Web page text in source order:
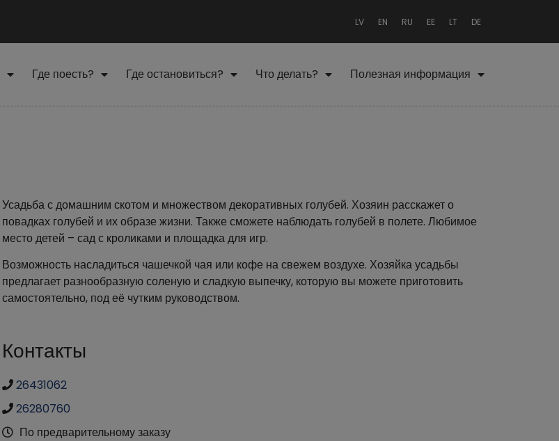
LV EN RU EE LT DE
Где поесть? Где остановиться? Что делать? Полезная информация
Усадьба с домашним скотом и множеством декоративных голубей. Хозяин расскажет о
повадках голубей и их образе жизни. Также сможете наблюдать голубей в полете. Любимое
место детей – сад с кроликами и площадка для игр.
Возможность насладиться чашечкой чая или кофе на свежем воздухе. Хозяйка усадьбы
предлагает разнообразную соленую и сладкую выпечку, которую вы можете приготовить
самостоятельно, под её чутким руководством.
Контакты
26431062
26280760
По предварительному заказу